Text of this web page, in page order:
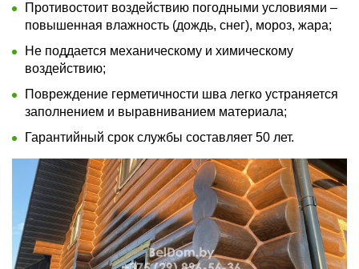
Противостоит воздействию погодными условиями –
повышенная влажность (дождь, снег), мороз, жара;
Не поддается механическому и химическому
воздействию;
Повреждение герметичности шва легко устраняется
заполнением и выравниванием материала;
Гарантийный срок службы составляет 50 лет.